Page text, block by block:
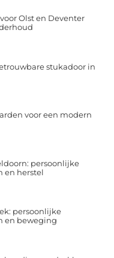
Olst en Deventer
stukadoor in
voor een modern
persoonlijke
en herstel
persoonlijke
en beweging